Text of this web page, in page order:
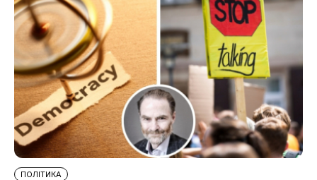
ПОЛІТИКА